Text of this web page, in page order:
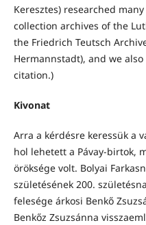
Keresztes) researched
collection archives of the
the Friedrich Teutsch
Hermannstadt), and we
citation.)
Kivonat
Arra a kérdésre keressük a
hol lehetett a Pávay-birtok,
öröksége volt. Bolyai
születésének 200.
felesége árkosi Benkő
Benkőz Zsuzsánna